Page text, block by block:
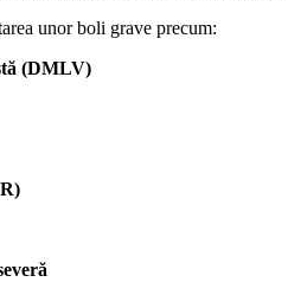
unor boli grave precum:
(DMLV)